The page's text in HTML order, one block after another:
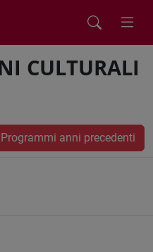
CULTURALI
Programmi anni precedenti